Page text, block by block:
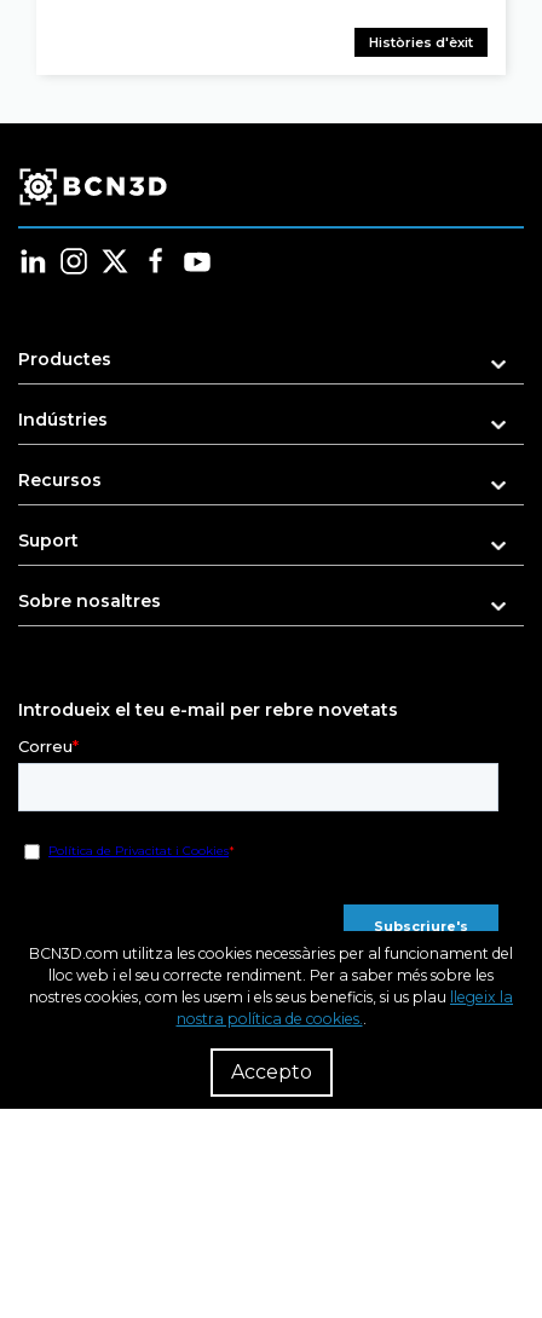
Històries d'èxit
Productes
Indústries
Recursos
Suport
Sobre nosaltres
Introdueix el teu e-mail per rebre novetats
BCN3D.com utilitza les cookies necessàries per al funcionament del
lloc web i el seu correcte rendiment. Per a saber més sobre les
nostres cookies, com les usem i els seus beneficis, si us plau
llegeix la
nostra política de cookies..
Accepto